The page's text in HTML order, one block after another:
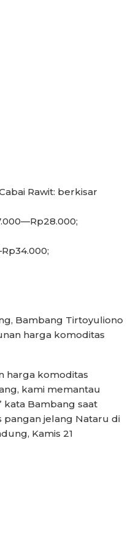
Rawit: berkisar
Bambang Tirtoyuliono
harga komoditas
harga komoditas
kami memantau
kata Bambang saat
pangan jelang Nataru di
Kamis 21